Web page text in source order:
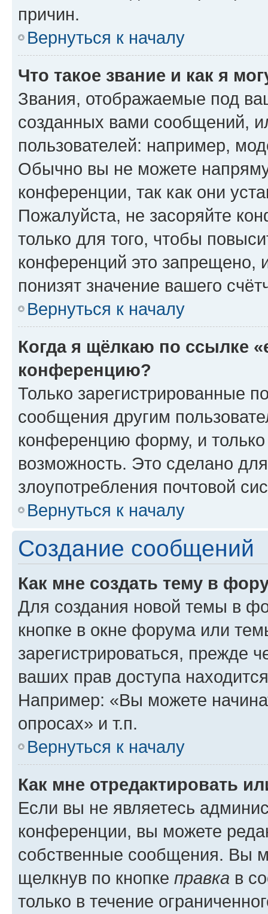
причин.
Вернуться к началу
Что такое звание и как я
Звания, отображаемые под
созданных вами сообщений,
пользователей: например,
Обычно вы не можете
конференции, так как они
Пожалуйста, не засоряйте
только для того, чтобы
конференций это запрещено,
понизят значение вашего
Вернуться к началу
Когда я щёлкаю по ссылке
конференцию?
Только зарегистрированные
сообщения другим
конференцию форму, и
возможность. Это сделано
злоупотребления почтовой
Вернуться к началу
Создание сообщений
Как мне создать тему в
Для создания новой темы в
кнопке в окне форума или
зарегистрироваться, прежде
ваших прав доступа
Например: «Вы можете
опросах» и т.п.
Вернуться к началу
Как мне отредактировать
Если вы не являетесь
конференции, вы можете
собственные сообщения. Вы
щелкнув по кнопке правка в
только в течение